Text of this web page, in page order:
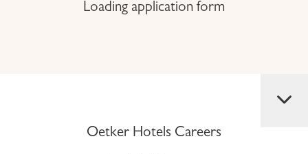
Loading application form
Oetker Hotels Careers